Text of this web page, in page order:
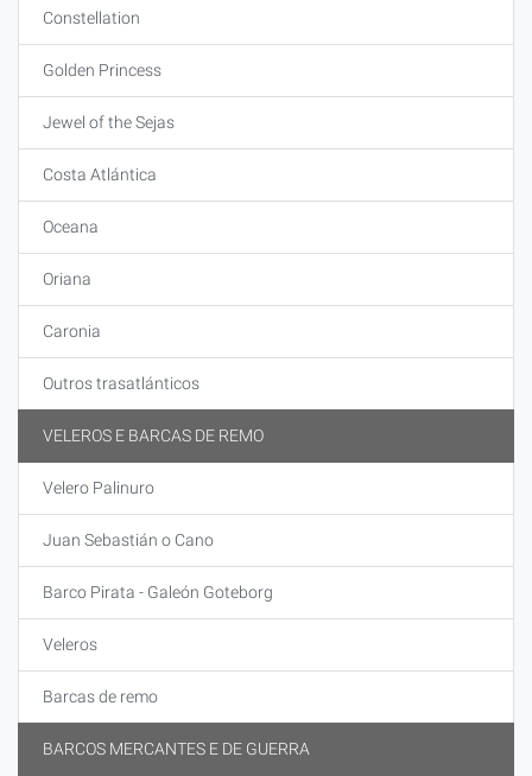
Constellation
Golden Princess
Jewel of the Sejas
Costa Atlántica
Oceana
Oriana
Caronia
Outros trasatlánticos
VELEROS E BARCAS DE REMO
Velero Palinuro
Juan Sebastián o Cano
Barco Pirata - Galeón Goteborg
Veleros
Barcas de remo
BARCOS MERCANTES E DE GUERRA